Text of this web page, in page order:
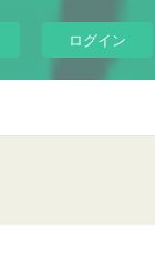
ログイン